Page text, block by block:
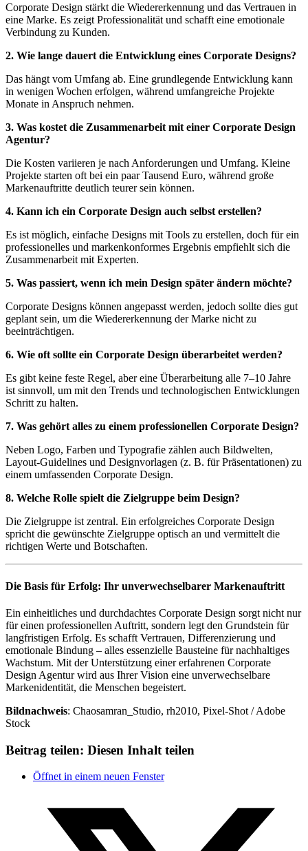
Corporate Design stärkt die Wiedererkennung und das Vertrauen in
eine Marke. Es zeigt Professionalität und schafft eine emotionale
Verbindung zu Kunden.
2. Wie lange dauert die Entwicklung eines Corporate Designs?
Das hängt vom Umfang ab. Eine grundlegende Entwicklung kann
in wenigen Wochen erfolgen, während umfangreiche Projekte
Monate in Anspruch nehmen.
3. Was kostet die Zusammenarbeit mit einer Corporate Design
Agentur?
Die Kosten variieren je nach Anforderungen und Umfang. Kleine
Projekte starten oft bei ein paar Tausend Euro, während große
Markenauftritte deutlich teurer sein können.
4. Kann ich ein Corporate Design auch selbst erstellen?
Es ist möglich, einfache Designs mit Tools zu erstellen, doch für ein
professionelles und markenkonformes Ergebnis empfiehlt sich die
Zusammenarbeit mit Experten.
5. Was passiert, wenn ich mein Design später ändern möchte?
Corporate Designs können angepasst werden, jedoch sollte dies gut
geplant sein, um die Wiedererkennung der Marke nicht zu
beeinträchtigen.
6. Wie oft sollte ein Corporate Design überarbeitet werden?
Es gibt keine feste Regel, aber eine Überarbeitung alle 7–10 Jahre
ist sinnvoll, um mit den Trends und technologischen Entwicklungen
Schritt zu halten.
7. Was gehört alles zu einem professionellen Corporate Design?
Neben Logo, Farben und Typografie zählen auch Bildwelten,
Layout-Guidelines und Designvorlagen (z. B. für Präsentationen) zu
einem umfassenden Corporate Design.
8. Welche Rolle spielt die Zielgruppe beim Design?
Die Zielgruppe ist zentral. Ein erfolgreiches Corporate Design
spricht die gewünschte Zielgruppe optisch an und vermittelt die
richtigen Werte und Botschaften.
Die Basis für Erfolg: Ihr unverwechselbarer Markenauftritt
Ein einheitliches und durchdachtes Corporate Design sorgt nicht nur
für einen professionellen Auftritt, sondern legt den Grundstein für
langfristigen Erfolg. Es schafft Vertrauen, Differenzierung und
emotionale Bindung – alles essenzielle Bausteine für nachhaltiges
Wachstum. Mit der Unterstützung einer erfahrenen Corporate
Design Agentur wird aus Ihrer Vision eine unverwechselbare
Markenidentität, die Menschen begeistert.
Bildnachweis: Chaosamran_Studio, rh2010, Pixel-Shot / Adobe
Stock
Beitrag teilen: Diesen Inhalt teilen
Öffnet in einem neuen Fenster